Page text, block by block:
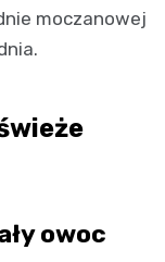
moczanowej
owoc